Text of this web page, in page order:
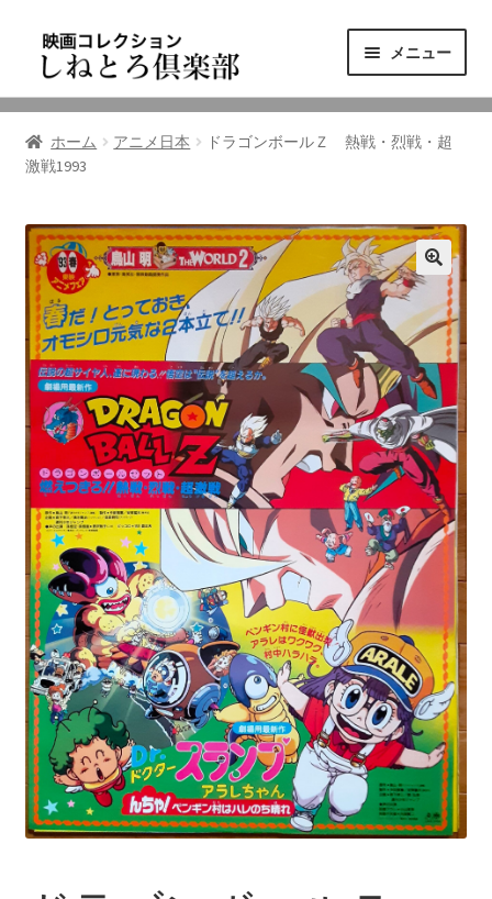
ゲ
シ
ョ
へ
ス
キ
ッ
プ
テ
ツ
へ
キ
ッ
プ
メニュー
ニュース
映画コレクション
東三河の映画館
しねとろ倶楽部について
リンクの旅
ホーム アニメ日本
ドラゴンボールＺ 熱戦・烈戦・超
激戦1993